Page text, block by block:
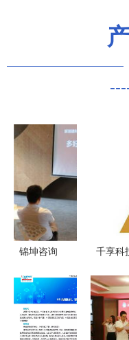
锦坤咨询
赋能企业品
牌的全链路
营销策划专
千享科
牌推广
元化传
径与专